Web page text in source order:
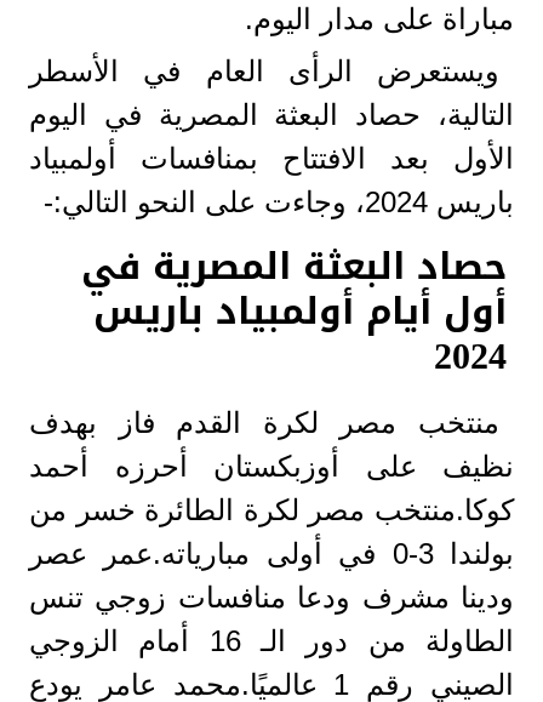
مباراة على مدار اليوم.
ويستعرض الرأى العام في الأسطر
التالية، حصاد البعثة المصرية في اليوم
الأول بعد الافتتاح بمنافسات أولمبياد
باريس 2024، وجاءت على النحو التالي:-
حصاد البعثة المصرية في
أول أيام أولمبياد باريس
2024
منتخب مصر لكرة القدم فاز بهدف
نظيف على أوزبكستان أحرزه أحمد
كوكا.منتخب مصر لكرة الطائرة خسر من
بولندا 3-0 في أولى مبارياته.عمر عصر
ودينا مشرف ودعا منافسات زوجي تنس
الطاولة من دور الـ 16 أمام الزوجي
الصيني رقم 1 عالميًا.محمد عامر يودع